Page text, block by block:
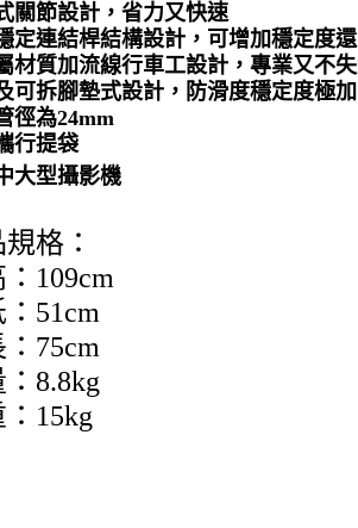
關節設計，省力又快速
定連結桿結構設計，可增加穩定度
材質加流線行車工設計，專業又不
可拆腳墊式設計，防滑度穩定度極
徑為24mm
行提袋
大型攝影機
格：
109cm
51cm
75cm
8.8kg
15kg